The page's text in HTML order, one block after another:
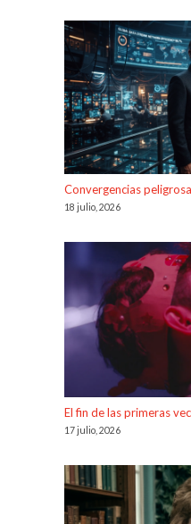
Convergencias
18 julio, 2026
El fin de las primeras
17 julio, 2026